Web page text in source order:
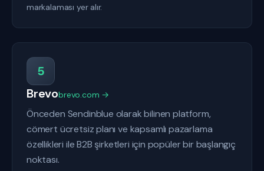
markalaması yer alır.
5
Brevobrevo.com →
Önceden Sendinblue olarak bilinen platform,
cömert ücretsiz planı ve kapsamlı pazarlama
özellikleri ile B2B şirketleri için popüler bir başlangıç
noktası.